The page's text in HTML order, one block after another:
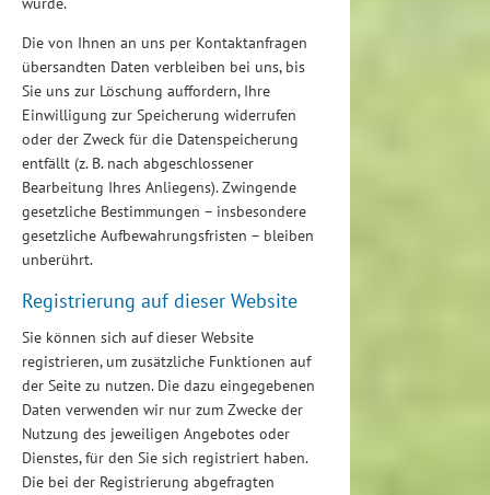
Die von Ihnen an uns per Kontaktanfragen
übersandten Daten verbleiben bei uns, bis
Sie uns zur Löschung auffordern, Ihre
Einwilligung zur Speicherung widerrufen
oder der Zweck für die Datenspeicherung
entfällt (z. B. nach abgeschlossener
Bearbeitung Ihres Anliegens). Zwingende
gesetzliche Bestimmungen – insbesondere
gesetzliche Aufbewahrungsfristen – bleiben
unberührt.
Registrierung auf dieser Website
Sie können sich auf dieser Website
registrieren, um zusätzliche Funktionen auf
der Seite zu nutzen. Die dazu eingegebenen
Daten verwenden wir nur zum Zwecke der
Nutzung des jeweiligen Angebotes oder
Dienstes, für den Sie sich registriert haben.
Die bei der Registrierung abgefragten